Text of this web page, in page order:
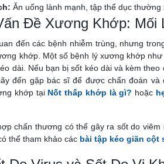
Ăn uống lành mạnh, tập thể dục thường
Đề Xương Khớp: Mối
đến các bệnh nhiễm trùng, nhưng
khớp. Một số bệnh lý xương khớp
dài. Nếu bạn bị sốt kéo dài và kèm
đến gặp bác sĩ để được chẩn đoán
khớp tại Nốt thấp khớp là gì? hoặc
chấn thương có thể gây ra sốt do
thể tham khảo các bài tập kéo giãn cột